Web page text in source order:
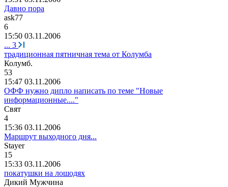
Давно пора
ask77
6
15:50 03.11.2006
... 3
традиционная пятничная тема от Колумба
Колумб.
53
15:47 03.11.2006
ОФФ нужно дипло написать по теме "Новые
информационные...."
Свят
4
15:36 03.11.2006
Маршрут выходного дня...
Stayer
15
15:33 03.11.2006
покатушки на лошодях
Дикий Мужчина